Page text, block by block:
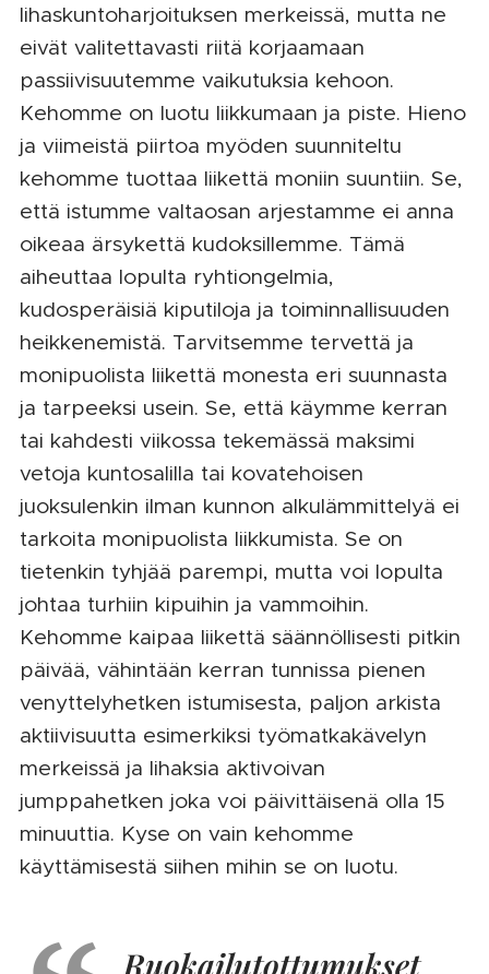
lihaskuntoharjoituksen merkeissä, mutta ne
eivät valitettavasti riitä korjaamaan
passiivisuutemme vaikutuksia kehoon.
Kehomme on luotu liikkumaan ja piste. Hieno
ja viimeistä piirtoa myöden suunniteltu
kehomme tuottaa liikettä moniin suuntiin. Se,
että istumme valtaosan arjestamme ei anna
oikeaa ärsykettä kudoksillemme. Tämä
aiheuttaa lopulta ryhtiongelmia,
kudosperäisiä kiputiloja ja toiminnallisuuden
heikkenemistä. Tarvitsemme tervettä ja
monipuolista liikettä monesta eri suunnasta
ja tarpeeksi usein. Se, että käymme kerran
tai kahdesti viikossa tekemässä maksimi
vetoja kuntosalilla tai kovatehoisen
juoksulenkin ilman kunnon alkulämmittelyä ei
tarkoita monipuolista liikkumista. Se on
tietenkin tyhjää parempi, mutta voi lopulta
johtaa turhiin kipuihin ja vammoihin.
Kehomme kaipaa liikettä säännöllisesti pitkin
päivää, vähintään kerran tunnissa pienen
venyttelyhetken istumisesta, paljon arkista
aktiivisuutta esimerkiksi työmatkakävelyn
merkeissä ja lihaksia aktivoivan
jumppahetken joka voi päivittäisenä olla 15
minuuttia. Kyse on vain kehomme
käyttämisestä siihen mihin se on luotu.
Ruokailutottumukset